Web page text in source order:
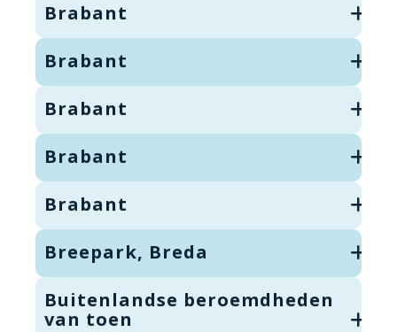
Brabant
Brabant
Brabant
Brabant
Brabant
Breepark, Breda
Buitenlandse beroemdheden
van toen